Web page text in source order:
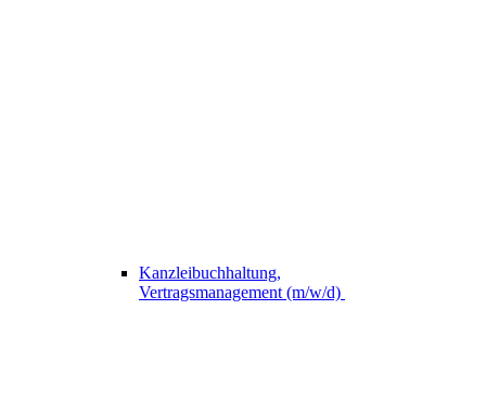
Kanzleibuchhaltung,
Vertragsmanagement (m/w/d)